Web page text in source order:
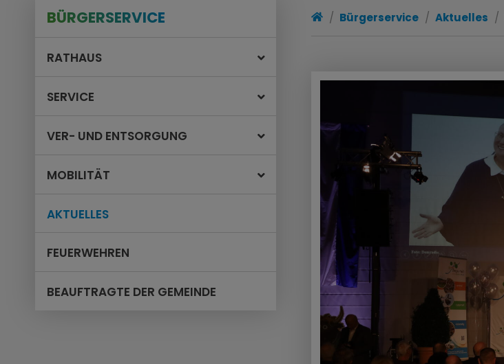
BÜRGERSERVICE
RATHAUS
SERVICE
VER- UND ENTSORGUNG
MOBILITÄT
AKTUELLES
FEUERWEHREN
BEAUFTRAGTE DER GEMEINDE
Bürgerservice Aktuelles